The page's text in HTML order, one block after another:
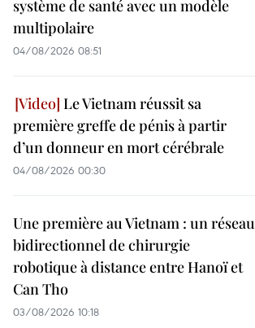
système de santé avec un modèle
multipolaire
04/08/2026 08:51
Le Vietnam réussit sa
première greffe de pénis à partir
d’un donneur en mort cérébrale
04/08/2026 00:30
Une première au Vietnam : un réseau
bidirectionnel de chirurgie
robotique à distance entre Hanoï et
Can Tho
03/08/2026 10:18